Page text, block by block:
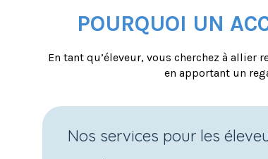
POURQUOI UN
En tant qu’éleveur, vous cherchez à
en apportant un
Nos services pour les